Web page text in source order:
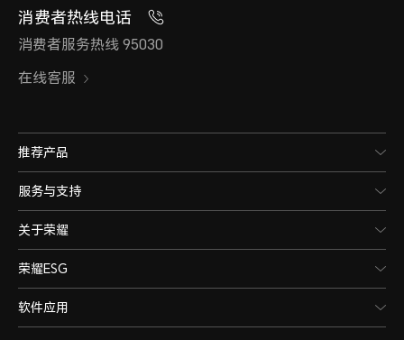
消费者热线电话
消费者服务热线 95030
在线客服
推荐产品
服务与支持
关于荣耀
荣耀ESG
软件应用